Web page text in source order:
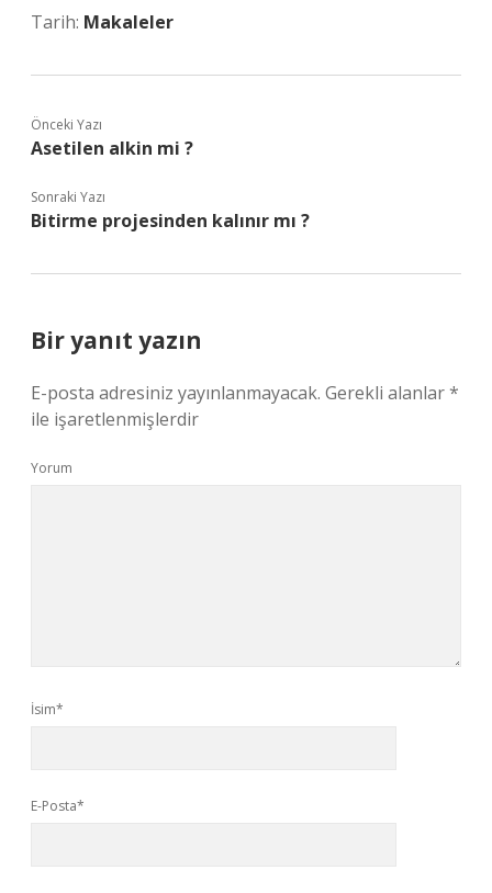
Tarih: Makaleler
Önceki Yazı
Asetilen alkin mi ?
Sonraki Yazı
Bitirme projesinden kalınır mı ?
Bir yanıt yazın
E-posta adresiniz yayınlanmayacak. Gerekli alanlar*
ile işaretlenmişlerdir
Yorum
İsim*
E-Posta*